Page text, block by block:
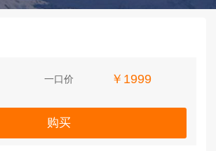
一口价 ￥1999
购买